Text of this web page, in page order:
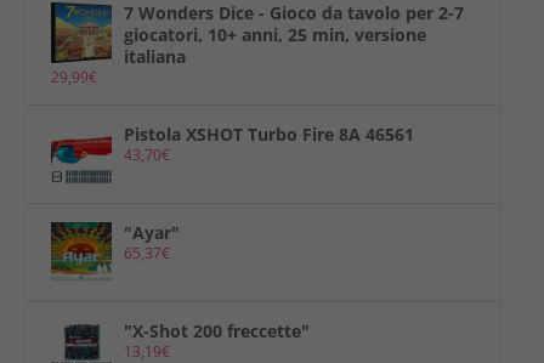
7 Wonders Dice - Gioco da tavolo per 2-7
giocatori, 10+ anni, 25 min, versione
italiana
29,99€
Pistola XSHOT Turbo Fire 8A 46561
43,70€
"Ayar"
65,37€
"X-Shot 200 freccette"
13,19€